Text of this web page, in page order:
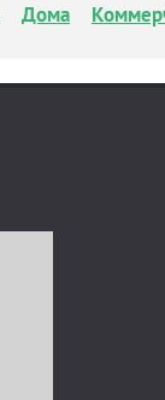
Дома